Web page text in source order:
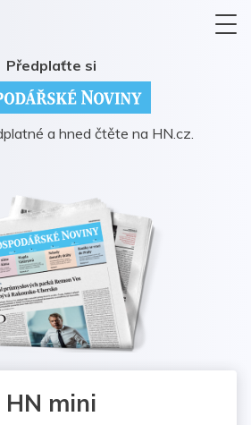
Předplaťte si
a hned čtěte na HN.cz.
HN mini